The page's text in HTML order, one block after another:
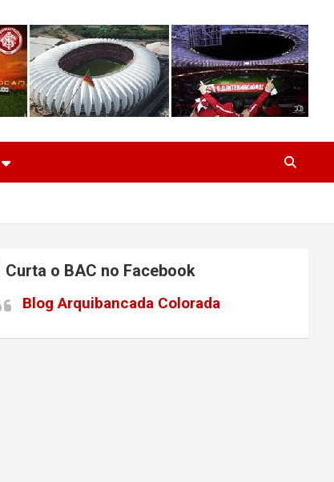
Curta o BAC no Facebook
Blog Arquibancada Colorada